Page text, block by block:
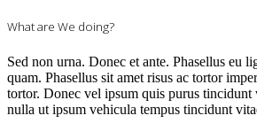
What are We doing?
Sed non urna. Donec et ante. Phasellus eu
quam. Phasellus sit amet risus ac tortor
tortor. Donec vel ipsum quis purus tincidunt
nulla ut ipsum vehicula tempus tincidunt